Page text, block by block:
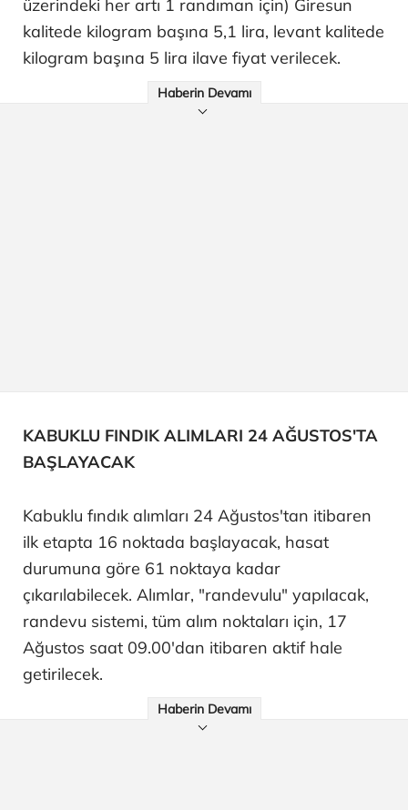
üzerindeki her artı 1 randıman için) Giresun
kalitede kilogram başına 5,1 lira, levant kalitede
kilogram başına 5 lira ilave fiyat verilecek.
Haberin Devamı
KABUKLU FINDIK ALIMLARI 24 AĞUSTOS'TA
BAŞLAYACAK
Kabuklu fındık alımları 24 Ağustos'tan itibaren
ilk etapta 16 noktada başlayacak, hasat
durumuna göre 61 noktaya kadar
çıkarılabilecek. Alımlar, "randevulu" yapılacak,
randevu sistemi, tüm alım noktaları için, 17
Ağustos saat 09.00'dan itibaren aktif hale
getirilecek.
Haberin Devamı